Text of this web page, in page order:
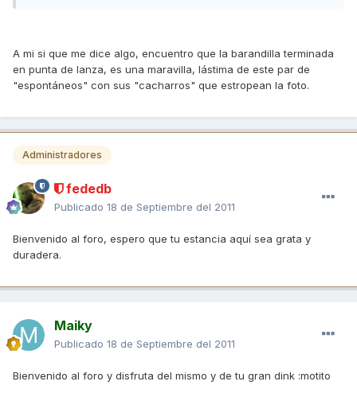
A mi si que me dice algo, encuentro que la barandilla terminada
en punta de lanza, es una maravilla, lástima de este par de
"espontáneos" con sus "cacharros" que estropean la foto.
Administradores
fededb
Publicado 18 de Septiembre del 2011
Bienvenido al foro, espero que tu estancia aquí sea grata y
duradera.
Maiky
Publicado 18 de Septiembre del 2011
Bienvenido al foro y disfruta del mismo y de tu gran dink :motito